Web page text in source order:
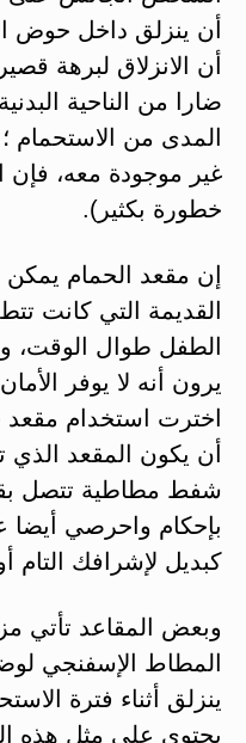
أن ينزلق داخل حوض
أن الانزلاق لبرهة
ضارا من الناحية
المدى من الاستحمام
غير موجودة معه، فإن
خطورة بكثير).
إن مقعد الحمام يمكن
القديمة التي كانت
الطفل طوال الوقت،
يرون أنه لا يوفر
اخترت استخدام
أن يكون المقعد الذي
شفط مطاطية تتصل
بإحكام واحرصي أيضا
كبديل لإشرافك التام
وبعض المقاعد تأتي
المطاط الإسفنجي
ينزلق أثناء فترة
يحتوي على مثل هذه